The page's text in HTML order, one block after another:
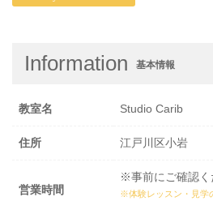
Information 基本情報
教室名 Studio Carib
住所 江戸川区小岩
営業時間
※事前にご確認く
※体験レッスン・見学